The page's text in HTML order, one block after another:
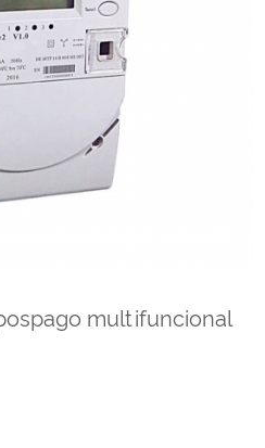
multifuncional